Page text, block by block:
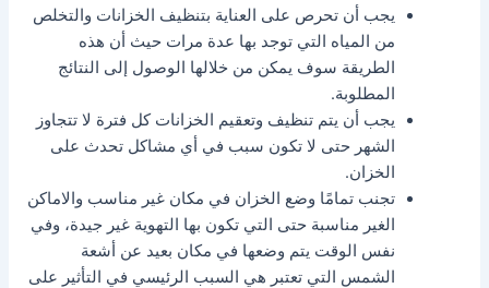
يجب أن تحرص على العناية بتنظيف الخزانات والتخلص
من المياه التي توجد بها عدة مرات حيث أن هذه
الطريقة سوف يمكن من خلالها الوصول إلى النتائج
المطلوبة.
يجب أن يتم تنظيف وتعقيم الخزانات كل فترة لا تتجاوز
الشهر حتى لا تكون سبب في أي مشاكل تحدث على
الخزان.
تجنب تمامًا وضع الخزان في مكان غير مناسب والاماكن
الغير مناسبة حتى التي تكون بها التهوية غير جيدة، وفي
نفس الوقت يتم وضعها في مكان بعيد عن أشعة
الشمس التي تعتبر هي السبب الرئيسي في التأثير على